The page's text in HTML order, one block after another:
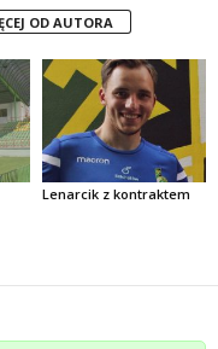
OD AUTORA
Lenarcik z kontraktem